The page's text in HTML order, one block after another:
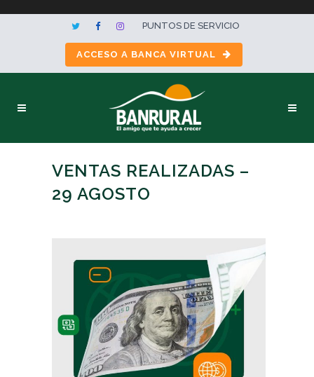
PUNTOS DE SERVICIO
ACCESO A BANCA VIRTUAL
VENTAS REALIZADAS –
29 AGOSTO